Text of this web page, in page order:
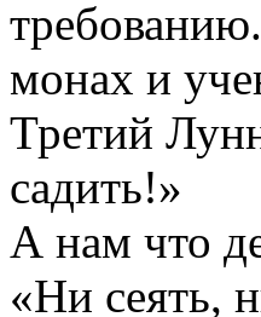
монах и
Третий
садить!»
А нам что
«Ни сеять,